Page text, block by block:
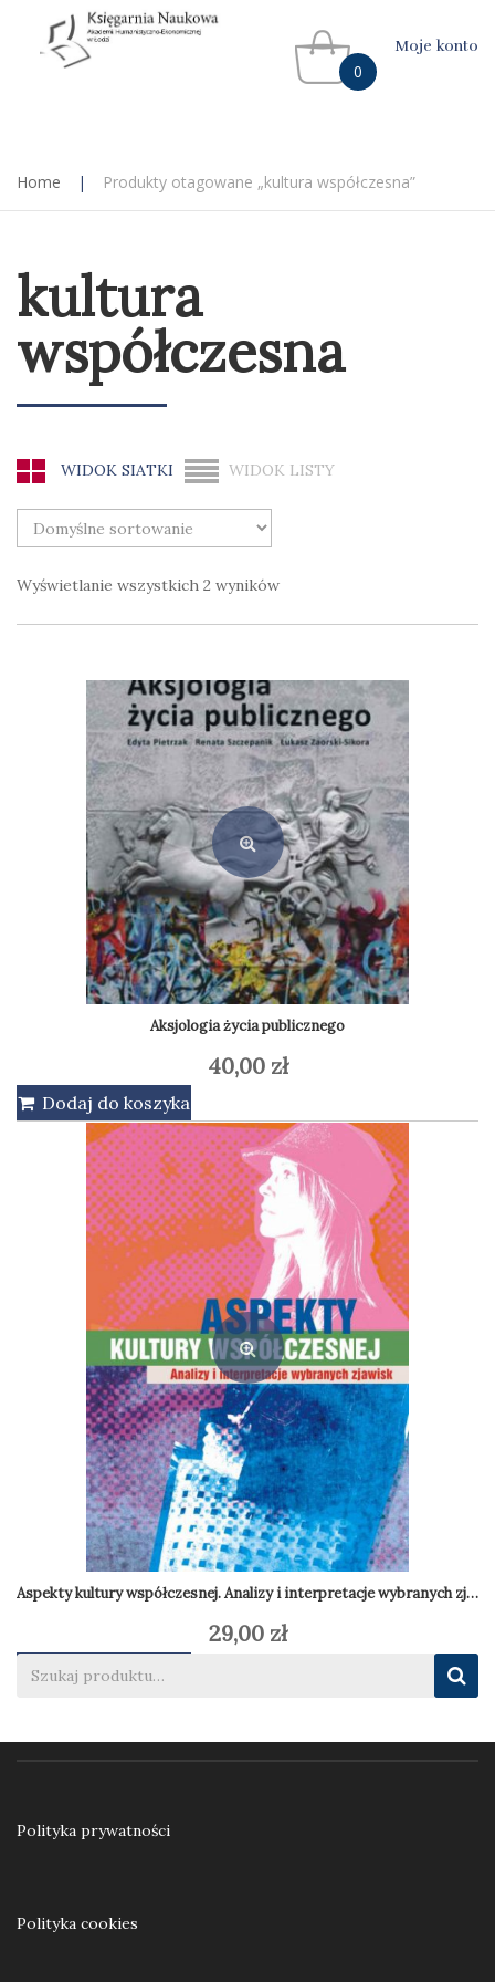
0
Moje konto
Home | Produkty otagowane „kultura współczesna”
kultura
współczesna
WIDOK SIATKI WIDOK LISTY
Wyświetlanie wszystkich 2 wyników
Aksjologia życia publicznego
40,00 zł
Dodaj do koszyka
Aspekty kultury współczesnej. Analizy i interpretacje wybranych
29,00 zł
Dodaj do koszyka
Polityka prywatności
Polityka cookies